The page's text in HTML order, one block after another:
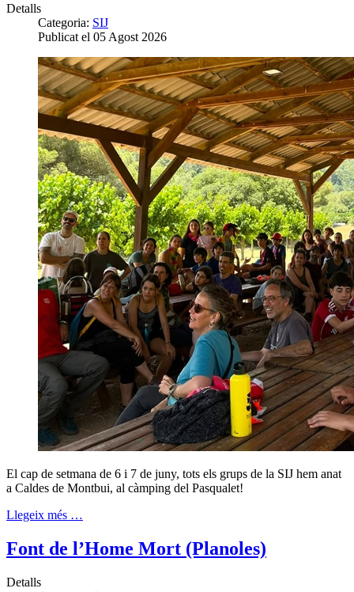
Detalls
Categoria: SIJ
Publicat el 05 Agost 2026
El cap de setmana de 6 i 7 de juny, tots els grups de la SIJ hem anat
a Caldes de Montbui, al càmping del Pasqualet!
Llegeix més …
Font de l’Home Mort (Planoles)
Detalls